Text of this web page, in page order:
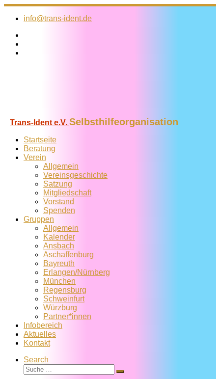
Zum
Inhalt
info@trans-ident.de
Trans-Ident e.V. Selbsthilfeorganisation
Startseite
Beratung
Verein
Allgemein
Vereins­geschichte
Satzung
Mitglied­schaft
Vorstand
Spenden
Gruppen
Allgemein
Kalender
Ansbach
Aschaffenburg
Bayreuth
Erlangen/Nürnberg
München
Regensburg
Schweinfurt
Würzburg
Partner*innen
Infobereich
Aktuelles
Kontakt
Search
Suche
Suche